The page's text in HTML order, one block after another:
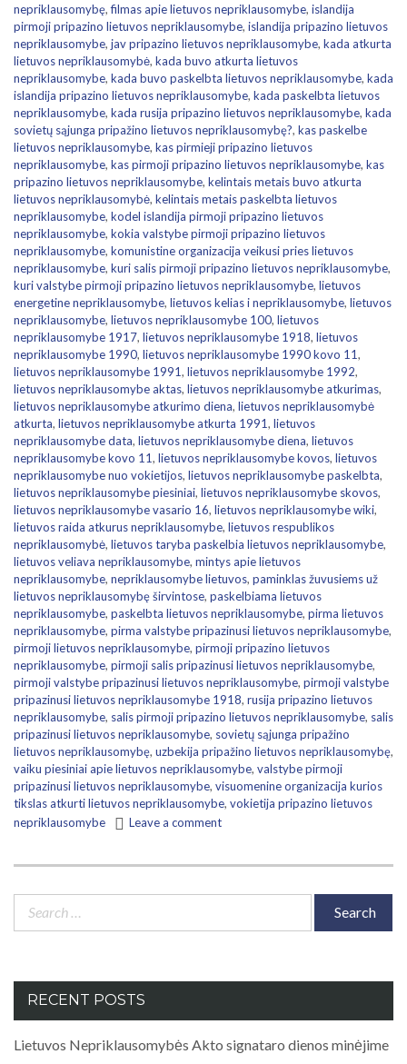
nepriklausomybę,filmas apie lietuvos nepriklausomybe, islandija
pirmoji pripazino lietuvos nepriklausomybe, islandija pripazino lietuvos
nepriklausomybe, jav pripazino lietuvos nepriklausomybe, kada atkurta
lietuvos nepriklausomybė, kada buvo atkurta lietuvos
nepriklausomybe, kada buvo paskelbta lietuvos nepriklausomybe, kada
islandija pripazino lietuvos nepriklausomybe, kada paskelbta lietuvos
nepriklausomybe, kada rusija pripazino lietuvos nepriklausomybe, kada
sovietų sąjunga pripažino lietuvos nepriklausomybę?, kas paskelbe
lietuvos nepriklausomybe, kas pirmieji pripazino lietuvos
nepriklausomybe, kas pirmoji pripazino lietuvos nepriklausomybe, kas
pripazino lietuvos nepriklausomybe, kelintais metais buvo atkurta
lietuvos nepriklausomybė, kelintais metais paskelbta lietuvos
nepriklausomybe, kodel islandija pirmoji pripazino lietuvos
nepriklausomybe, kokia valstybe pirmoji pripazino lietuvos
nepriklausomybe, komunistine organizacija veikusi pries lietuvos
nepriklausomybe, kuri salis pirmoji pripazino lietuvos nepriklausomybe,
kuri valstybe pirmoji pripazino lietuvos nepriklausomybe, lietuvos
energetine nepriklausomybe, lietuvos kelias i nepriklausomybe, lietuvos
nepriklausomybe, lietuvos nepriklausomybe 100, lietuvos
nepriklausomybe 1917, lietuvos nepriklausomybe 1918, lietuvos
nepriklausomybe 1990, lietuvos nepriklausomybe 1990 kovo 11,
lietuvos nepriklausomybe 1991, lietuvos nepriklausomybe 1992,
lietuvos nepriklausomybe aktas, lietuvos nepriklausomybe atkurimas,
lietuvos nepriklausomybe atkurimo diena, lietuvos nepriklausomybė
atkurta, lietuvos nepriklausomybe atkurta 1991, lietuvos
nepriklausomybe data, lietuvos nepriklausomybe diena, lietuvos
nepriklausomybe kovo 11, lietuvos nepriklausomybe kovos, lietuvos
nepriklausomybe nuo vokietijos, lietuvos nepriklausomybe paskelbta,
lietuvos nepriklausomybe piesiniai, lietuvos nepriklausomybe skovos,
lietuvos nepriklausomybe vasario 16, lietuvos nepriklausomybe wiki,
lietuvos raida atkurus nepriklausomybe, lietuvos respublikos
nepriklausomybė, lietuvos taryba paskelbia lietuvos nepriklausomybe,
lietuvos veliava nepriklausomybe, mintys apie lietuvos
nepriklausomybe, nepriklausomybe lietuvos, paminklas žuvusiems už
lietuvos nepriklausomybę širvintose, paskelbiama lietuvos
nepriklausomybe, paskelbta lietuvos nepriklausomybe, pirma lietuvos
nepriklausomybe, pirma valstybe pripazinusi lietuvos nepriklausomybe,
pirmoji lietuvos nepriklausomybe, pirmoji pripazino lietuvos
nepriklausomybe, pirmoji salis pripazinusi lietuvos nepriklausomybe,
pirmoji valstybe pripazinusi lietuvos nepriklausomybe, pirmoji valstybe
pripazinusi lietuvos nepriklausomybe 1918, rusija pripazino lietuvos
nepriklausomybe, salis pirmoji pripazino lietuvos nepriklausomybe, salis
pripazinusi lietuvos nepriklausomybe, sovietų sąjunga pripažino
lietuvos nepriklausomybę, uzbekija pripažino lietuvos nepriklausomybę,
vaiku piesiniai apie lietuvos nepriklausomybe, valstybe pirmoji
pripazinusi lietuvos nepriklausomybe, visuomenine organizacija kurios
tikslas atkurti lietuvos nepriklausomybe, vokietija pripazino lietuvos
nepriklausomybe
Leave a comment
Search
RECENT POSTS
Lietuvos Nepriklausomybės Akto signataro dienos minėjime